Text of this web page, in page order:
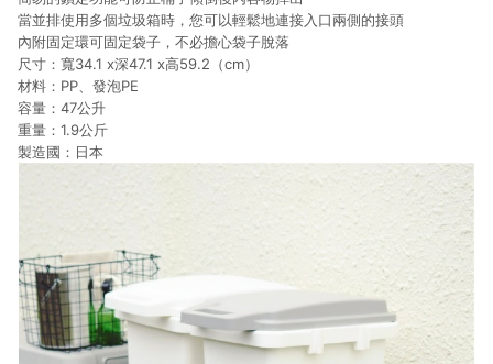
當並排使用多個垃圾箱時，您可以輕鬆地連接入口兩側的接頭
內附固定環可固定袋子，不必擔心袋子脫落
尺寸：寬34.1 x深47.1 x高59.2（cm）
材料：PP、發泡PE
容量：47公升
重量：1.9公斤
製造國：日本